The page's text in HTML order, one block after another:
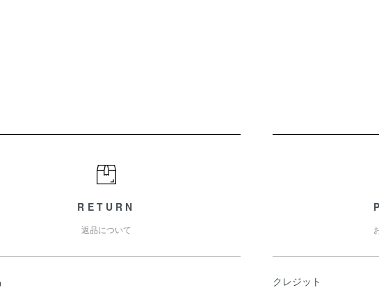
RETURN
返品について
クレジット